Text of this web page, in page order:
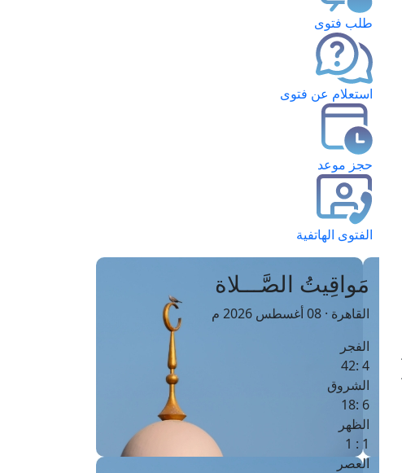
طلب فتوى
استعلام عن فتوى
حجز موعد
الفتوى الهاتفية
مَواقِيتُ الصَّـــلاة
القاهرة · 08 أغسطس 2026 م
الفجر
4 :42
الشروق
6 :18
الظهر
1 : 1
العصر